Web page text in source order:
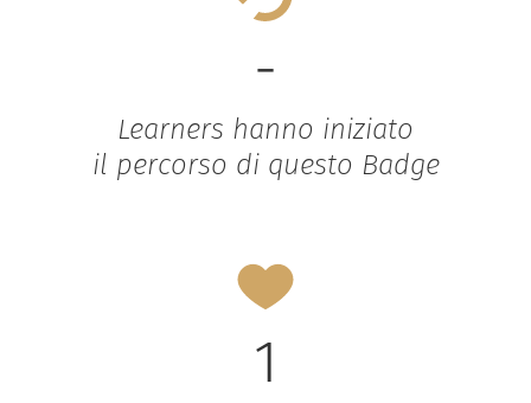
-
Learners hanno iniziato
il percorso di questo Badge
1